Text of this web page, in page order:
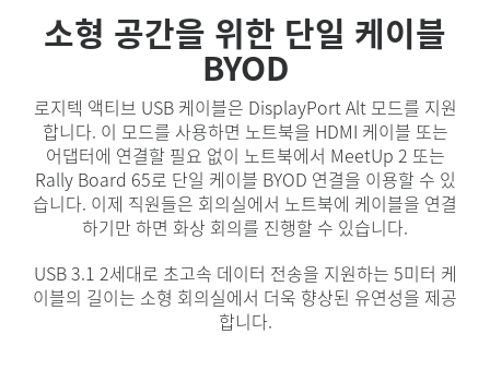
소형 공간을 위한 단일 케이블
BYOD
로지텍 액티브 USB 케이블은 DisplayPort Alt 모드를 지원
합니다. 이 모드를 사용하면 노트북을 HDMI 케이블 또는
어댑터에 연결할 필요 없이 노트북에서 MeetUp 2 또는
Rally Board 65로 단일 케이블 BYOD 연결을 이용할 수 있
습니다. 이제 직원들은 회의실에서 노트북에 케이블을 연결
하기만 하면 화상 회의를 진행할 수 있습니다.
USB 3.1 2세대로 초고속 데이터 전송을 지원하는 5미터 케
이블의 길이는 소형 회의실에서 더욱 향상된 유연성을 제공
합니다.